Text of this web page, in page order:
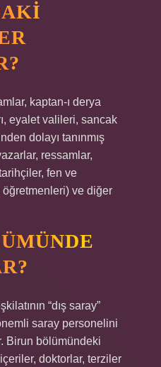
kaptan-ı derya
eyalet valileri, sancak
dolayı tanınmış
ressamlar,
fen ve
ve diğer
“dış saray”
saray personelini
Birun bölümündeki
doktorlar, terziler